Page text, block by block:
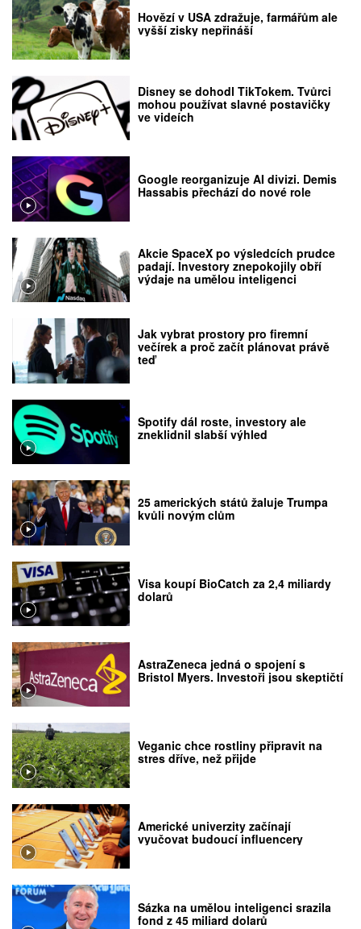
Hovězí v USA zdražuje, farmářům ale
vyšší zisky nepřináší
Disney se dohodl TikTokem. Tvůrci
mohou používat slavné postavičky
ve videích
Google reorganizuje AI divizi. Demis
Hassabis přechází do nové role
Akcie SpaceX po výsledcích prudce
padají. Investory znepokojily obří
výdaje na umělou inteligenci
Jak vybrat prostory pro firemní
večírek a proč začít plánovat právě
teď
Spotify dál roste, investory ale
zneklidnil slabší výhled
25 amerických států žaluje Trumpa
kvůli novým clům
Visa koupí BioCatch za 2,4 miliardy
dolarů
AstraZeneca jedná o spojení s
Bristol Myers. Investoři jsou skeptičtí
Veganic chce rostliny připravit na
stres dříve, než přijde
Americké univerzity začínají
vyučovat budoucí influencery
Sázka na umělou inteligenci srazila
fond z 45 miliard dolarů